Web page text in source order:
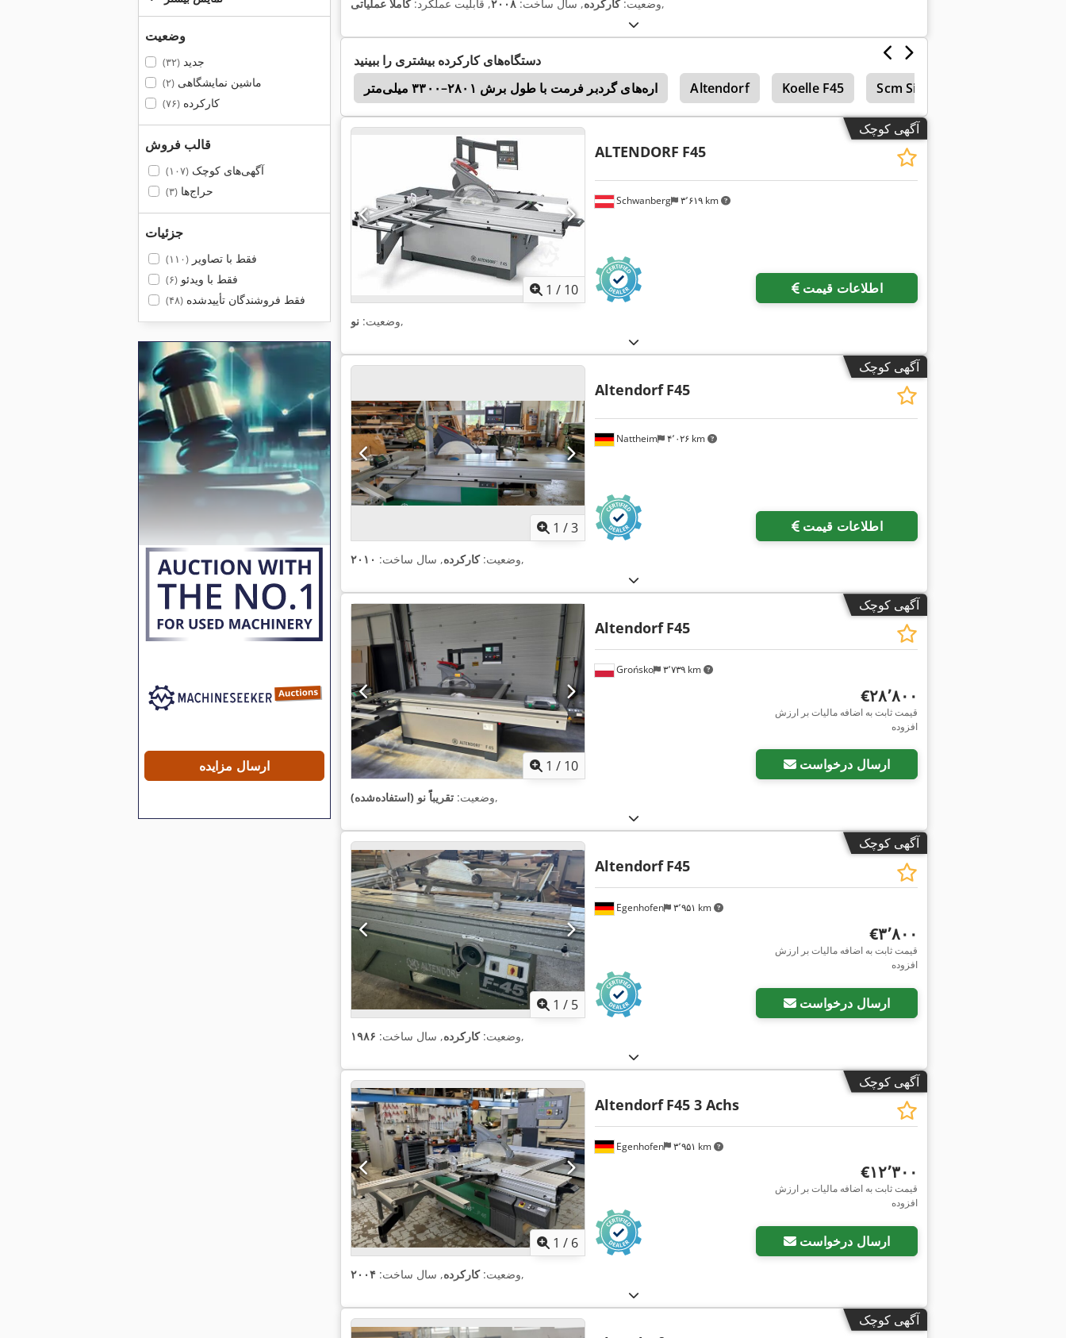
وضعیت
جدید(۳۲)
ماشین نمایشگاهی(۲)
کارکرده(۷۶)
قالب فروش
آگهی‌های کوچک(۱۰۷)
حراج‌ها(۳)
جزئیات
فقط با تصاویر(۱۱۰)
فقط با ویدئو(۶)
فقط فروشندگان تأییدشده(۴۸)
ارسال مزایده
وضعیت:کارکرده, سال ساخت: ۲۰۰۸, قابلیت عملکرد:کاملاً عملیاتی ,
دستگاه‌های کارکرده بیشتری را ببینید
اره‌های گردبر فرمت با طول برش ۲۸۰۱–۳۳۰۰ میلی‌متر
Altendorf Koelle F45 Scm Si 3200
Martin Transline 1228 Martin Midline 924
آگهی کوچک
1 / 10
Schwanberg ۳٬۶۱۹ km
ALTENDORF F45
اطلاعات قیمت
وضعیت: نو ,
آگهی کوچک
1 /3
Nattheim ۴٬۰۲۶ km
Altendorf F45
اطلاعات قیمت
وضعیت:کارکرده, سال ساخت: ۲۰۱۰ ,
آگهی کوچک
1 / 10
Grońsko ۳٬۷۳۹ km
Altendorf F45
‎€۲۸٬۸۰۰
قیمت ثابت به اضافه مالیات بر ارزش
افزوده
ارسال درخواست
وضعیت: تقریباً نو (استفاده‌شده) ,
آگهی کوچک
1 / 5
Egenhofen ۳٬۹۵۱ km
Altendorf F45
‎€۳٬۸۰۰
قیمت ثابت به اضافه مالیات بر ارزش
افزوده
ارسال درخواست
وضعیت:کارکرده, سال ساخت: ۱۹۸۶ ,
آگهی کوچک
1 / 6
Egenhofen ۳٬۹۵۱ km
Altendorf F45 3 Achs
‎€۱۲٬۳۰۰
قیمت ثابت به اضافه مالیات بر ارزش
افزوده
ارسال درخواست
وضعیت:کارکرده, سال ساخت: ۲۰۰۴ ,
آگهی کوچک